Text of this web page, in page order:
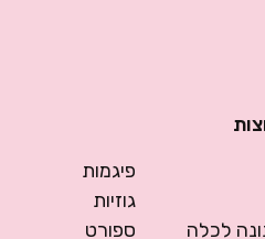
לכלה
פיגמות
גוזיות
ספורט